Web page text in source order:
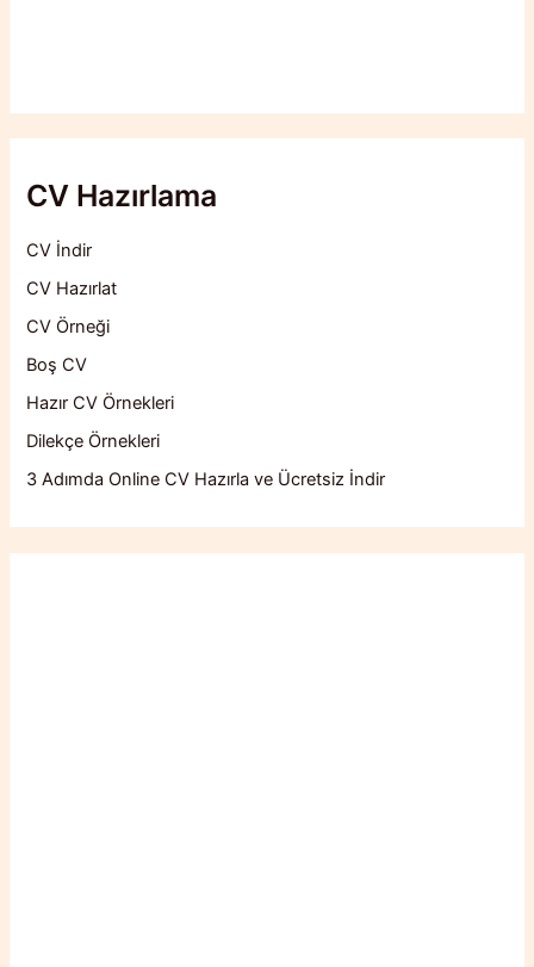
CV Hazırlama
CV İndir
CV Hazırlat
CV Örneği
Boş CV
Hazır CV Örnekleri
Dilekçe Örnekleri
3 Adımda Online CV Hazırla ve Ücretsiz İndir